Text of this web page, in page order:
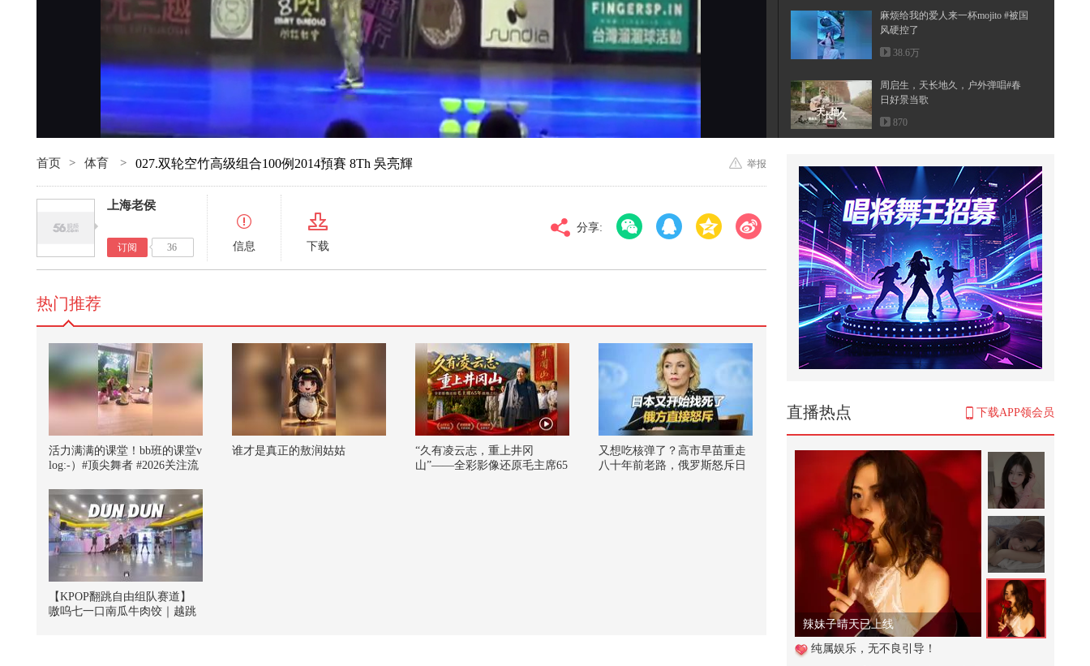
高清
100
麻烦给我的爱人来一杯mojito #被国
风硬控了
38.6万
周启生，天长地久，户外弹唱#春
日好景当歌
870
4,022
这个视频也太好看了吧。#二次元 #
原创动画 #游戏 #搞笑游戏 #AI
3,038
谁懂青春期的男生有多能吃@搞笑
狐 @80后小芳 @小狐 @张朝阳
998
这个视频也太好看了吧。#二次元 #
【潮狐星朋友|龙嘉誉】@龙嘉誉 最
想送给外星人看的竟然是关注
英国刚抢劫中企资产，德法轻飘飘
的3个字，就要中国转让关键技术
2,602
#搜狐视频关注流2025影像大赛
10,206
三明治说话法
首页 > 体育 > 027.双轮空竹高级组合100例2014預賽 8Th 吳亮輝 举报
上海老侯
订阅 36 信息 下载
分享:
直播热点 下载APP领会员
辣妹子晴天已上线
纯属娱乐，无不良引导！
热门推荐
活力满满的课堂！bb班的课堂v
log:-）#顶尖舞者 #2026关注流
蹈大赛 #2026春季搜狐视频关
注流大会 #被国风硬控了 @高
速公鹿 @痘肤西施 @国风星探
官 @阿畅酷酷的 @张朝阳 @
国风舞乐狐 可爱的小土豆们～
谁才是真正的敖润姑姑
“久有凌云志，重上井冈
山”——全彩影像还原毛主席65
又想吃核弹了？高市早苗重走
八十年前老路，俄罗斯怒斥日
【KPOP翻跳自由组队赛道】
嗷呜七一口南瓜牛肉饺｜越跳